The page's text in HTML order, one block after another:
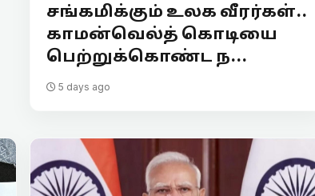
சங்கமிக்கும் உலக வீரர்கள்..
காமன்வெல்த் கொடியை
பெற்றுக்கொண்ட ந...
5 days ago